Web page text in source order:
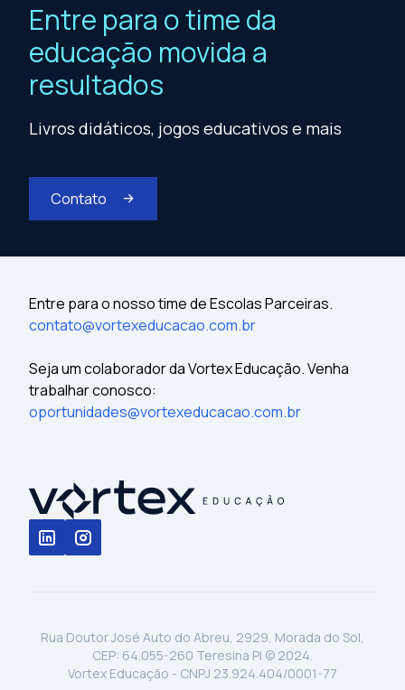
Entre para o time da
educação movida a
resultados
Livros didáticos, jogos educativos e mais
Contato
Entre para o nosso time de Escolas Parceiras.
contato@vortexeducacao.com.br
Seja um colaborador da Vortex Educação. Venha
trabalhar conosco:
oportunidades@vortexeducacao.com.br
Rua Doutor José Auto do Abreu, 2929, Morada do Sol,
CEP: 64.055-260 Teresina PI © 2024.
Vortex Educação - CNPJ 23.924.404/0001-77